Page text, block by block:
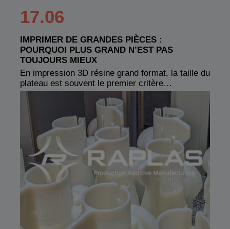
17.06
IMPRIMER DE GRANDES PIÈCES :
POURQUOI PLUS GRAND N’EST PAS
TOUJOURS MIEUX
En impression 3D résine grand format, la taille du
plateau est souvent le premier critère…